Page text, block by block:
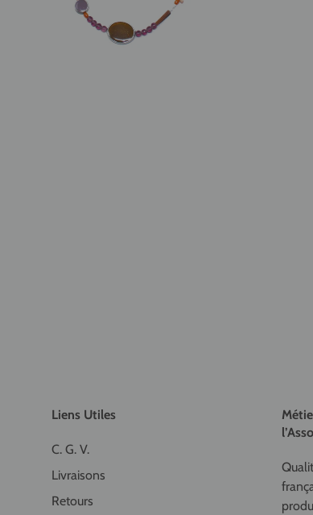
Liens Utiles
C. G. V.
Livraisons
Retours